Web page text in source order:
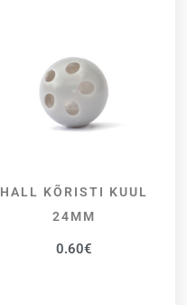
LISA KORVI
HALL KÕRISTI KUUL
24MM
0.60€